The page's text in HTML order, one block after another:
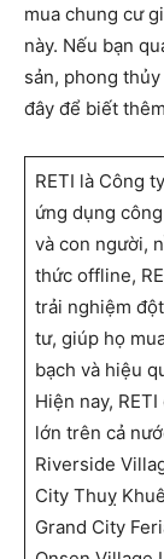
mua chung cư
này. Nếu bạn
sản, phong
đây để biết
RETI là Công
ứng dụng
và con người,
thức offline,
trải nghiệm
tư, giúp họ
bạch và hiệu
Hiện nay,
lớn trên cả
Riverside
City Thuỵ
Grand City